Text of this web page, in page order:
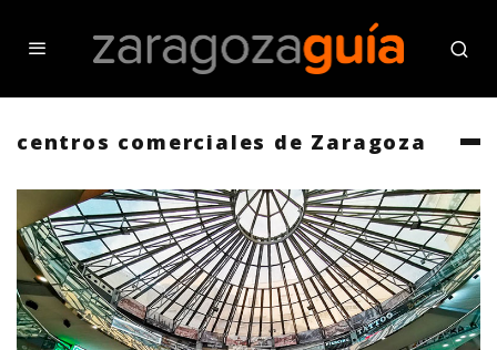
centros comerciales de Zaragoza